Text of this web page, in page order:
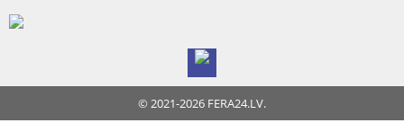
© 2021-2026 FERA24.LV.